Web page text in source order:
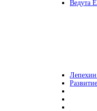
Ведута